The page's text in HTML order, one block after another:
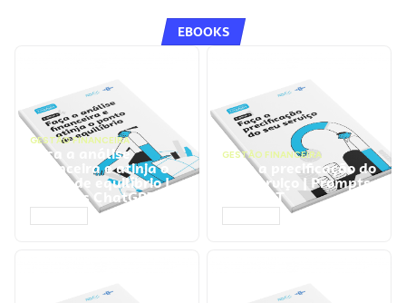
EBOOKS
GESTÃO FINANCEIRA
Faça a análise
financeira e atinja o
ponto de equilíbrio |
Prompts ChatGPT
GESTÃO FINANCEIRA
Faça a precificação do
seu serviço | Prompts
ChatGPT